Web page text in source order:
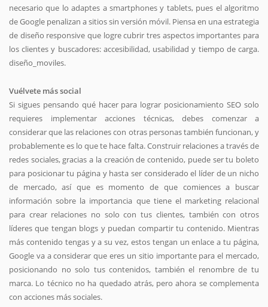
necesario que lo adaptes a smartphones y tablets, pues el algoritmo
de Google penalizan a sitios sin versión móvil. Piensa en una estrategia
de diseño responsive que logre cubrir tres aspectos importantes para
los clientes y buscadores: accesibilidad, usabilidad y tiempo de carga.
diseño_moviles.
Vuélvete más social
Si sigues pensando qué hacer para lograr posicionamiento SEO solo
requieres implementar acciones técnicas, debes comenzar a
considerar que las relaciones con otras personas también funcionan, y
probablemente es lo que te hace falta. Construir relaciones a través de
redes sociales, gracias a la creación de contenido, puede ser tu boleto
para posicionar tu página y hasta ser considerado el líder de un nicho
de mercado, así que es momento de que comiences a buscar
información sobre la importancia que tiene el marketing relacional
para crear relaciones no solo con tus clientes, también con otros
líderes que tengan blogs y puedan compartir tu contenido. Mientras
más contenido tengas y a su vez, estos tengan un enlace a tu página,
Google va a considerar que eres un sitio importante para el mercado,
posicionando no solo tus contenidos, también el renombre de tu
marca. Lo técnico no ha quedado atrás, pero ahora se complementa
con acciones más sociales.